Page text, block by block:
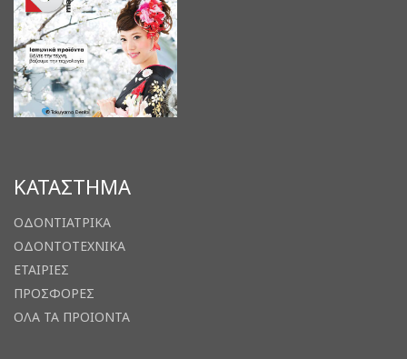
ΚΑΤΑΣΤΗΜΑ
ΟΔΟΝΤΙΑΤΡΙΚΑ
ΟΔΟΝΤΟΤΕΧΝΙΚΑ
ΕΤΑΙΡΙΕΣ
ΠΡΟΣΦΟΡΕΣ
ΟΛΑ ΤΑ ΠΡΟΙΟΝΤΑ